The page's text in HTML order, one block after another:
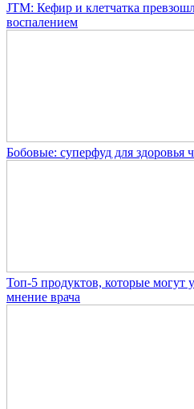
JTM: Кефир и клетчатка
воспалением
Бобовые: суперфуд для здоровья
Топ-5 продуктов, которые могут
мнение врача